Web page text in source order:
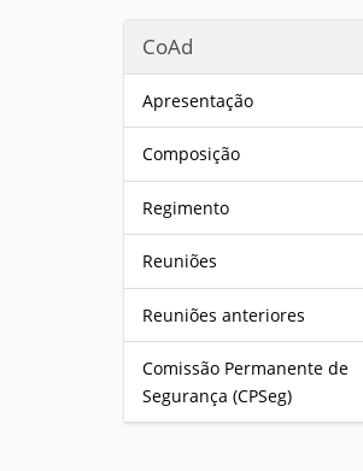
e
t
CoAd
Apresentação
Composição
Regimento
Reuniões
Reuniões anteriores
Comissão Permanente de
Segurança (CPSeg)